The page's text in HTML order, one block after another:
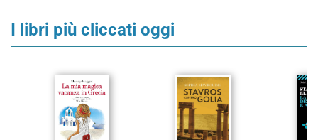
I libri più cliccati oggi